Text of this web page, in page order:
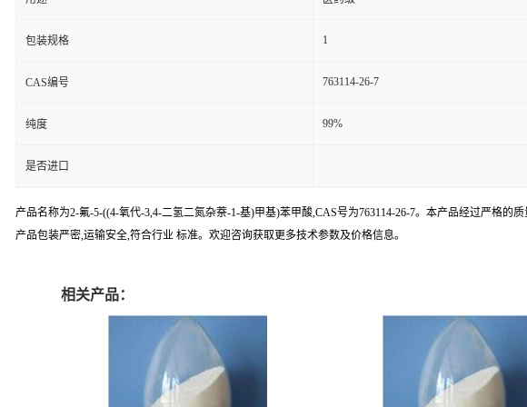
包装规格 1
CAS编号 763114-26-7
纯度 99%
是否进口
产品名称为2-氟-5-((4-氧代-3,4-二氢二氮杂萘-1-基)甲基)苯甲酸,CAS号为763114-26-7。本产品经过严格
产品包装严密,运输安全,符合行业 标准。欢迎咨询获取更多技术参数及价格信息。
相关产品：